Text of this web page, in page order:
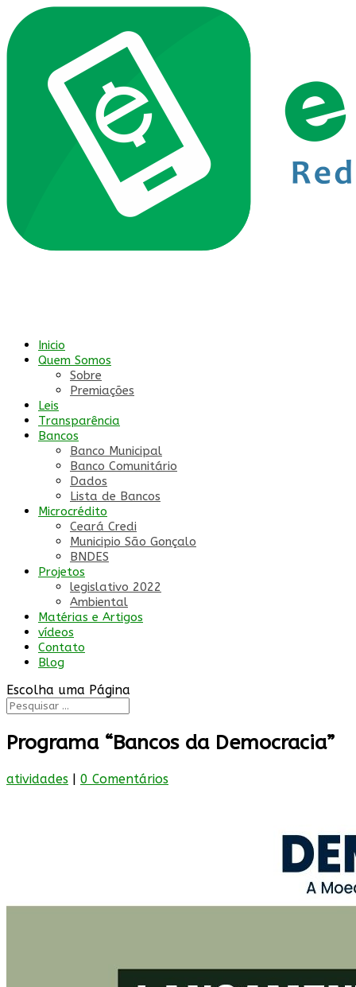
Inicio
Quem Somos
Sobre
Premiações
Leis
Transparência
Bancos
Banco Municipal
Banco Comunitário
Dados
Lista de Bancos
Microcrédito
Ceará Credi
Municipio São Gonçalo
BNDES
Projetos
legislativo 2022
Ambiental
Matérias e Artigos
vídeos
Contato
Blog
Escolha uma Página
Programa “Bancos da Democracia”
atividades | 0 Comentários